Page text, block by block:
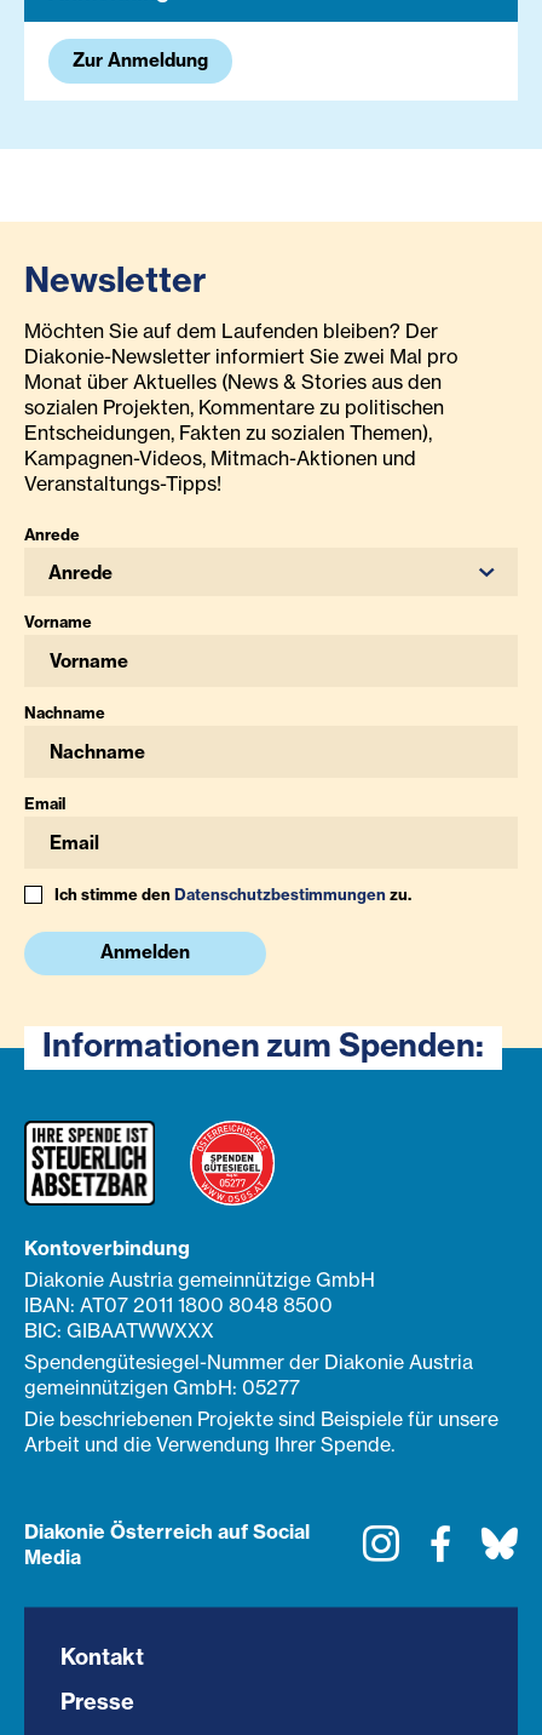
Zur Anmeldung
Newsletter
Möchten Sie auf dem Laufenden bleiben? Der
Diakonie-Newsletter informiert Sie zwei Mal pro
Monat über Aktuelles (News & Stories aus den
sozialen Projekten, Kommentare zu politischen
Entscheidungen, Fakten zu sozialen Themen),
Kampagnen-Videos, Mitmach-Aktionen und
Veranstaltungs-Tipps!
Anrede
Anrede
Vorname
Nachname
Email
Ich stimme denDatenschutzbestimmungenzu.
Anmelden
Informationen zum Spenden:
Kontoverbindung
Diakonie Austria gemeinnützige GmbH
IBAN: AT07 2011 1800 8048 8500
BIC: GIBAATWWXXX
Spendengütesiegel-Nummer der Diakonie Austria
gemeinnützigen GmbH: 05277
Die beschriebenen Projekte sind Beispiele für unsere
Arbeit und die Verwendung Ihrer Spende.
Diakonie Österreich auf Social
Media
Instagram
Kontakt
Presse